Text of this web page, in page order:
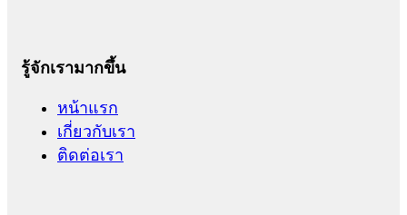
รู้จักเรามากขึ้น
หน้าแรก
เกี่ยวกับเรา
ติดต่อเรา